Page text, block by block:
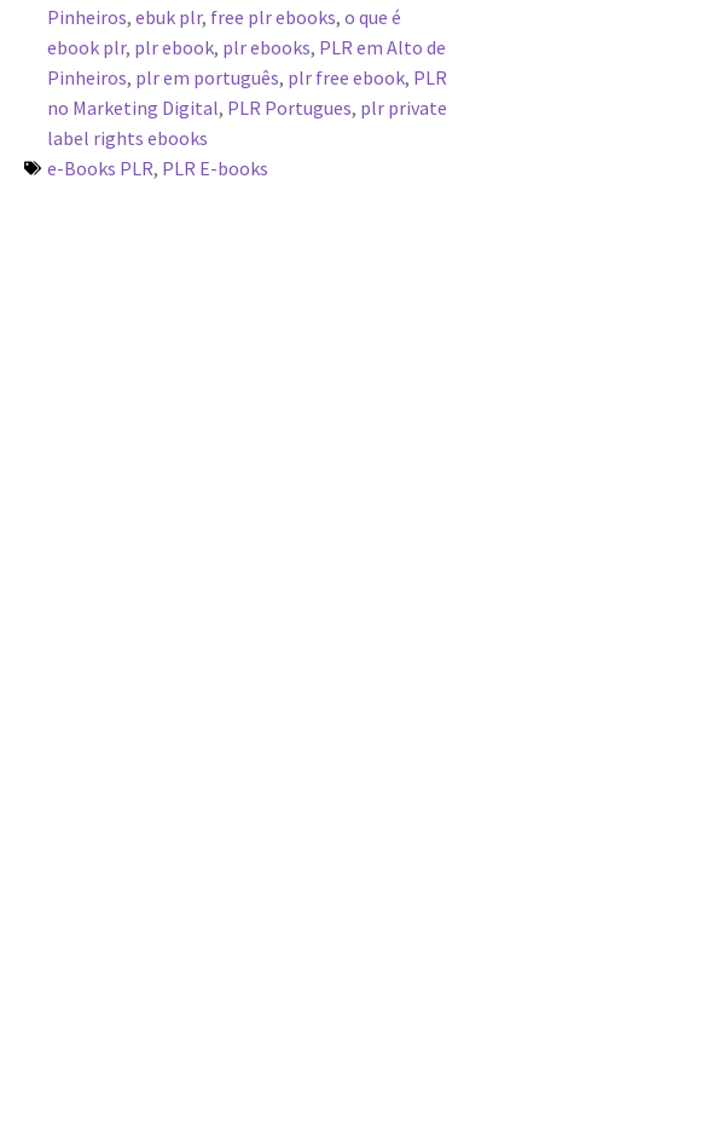
Pinheiros, ebuk plr, free plr ebooks, o que é
ebook plr, plr ebook, plr ebooks, PLR em Alto de
Pinheiros, plr em português, plr free ebook, PLR
no Marketing Digital, PLR Portugues, plr private
label rights ebooks
e-Books PLR, PLR E-books